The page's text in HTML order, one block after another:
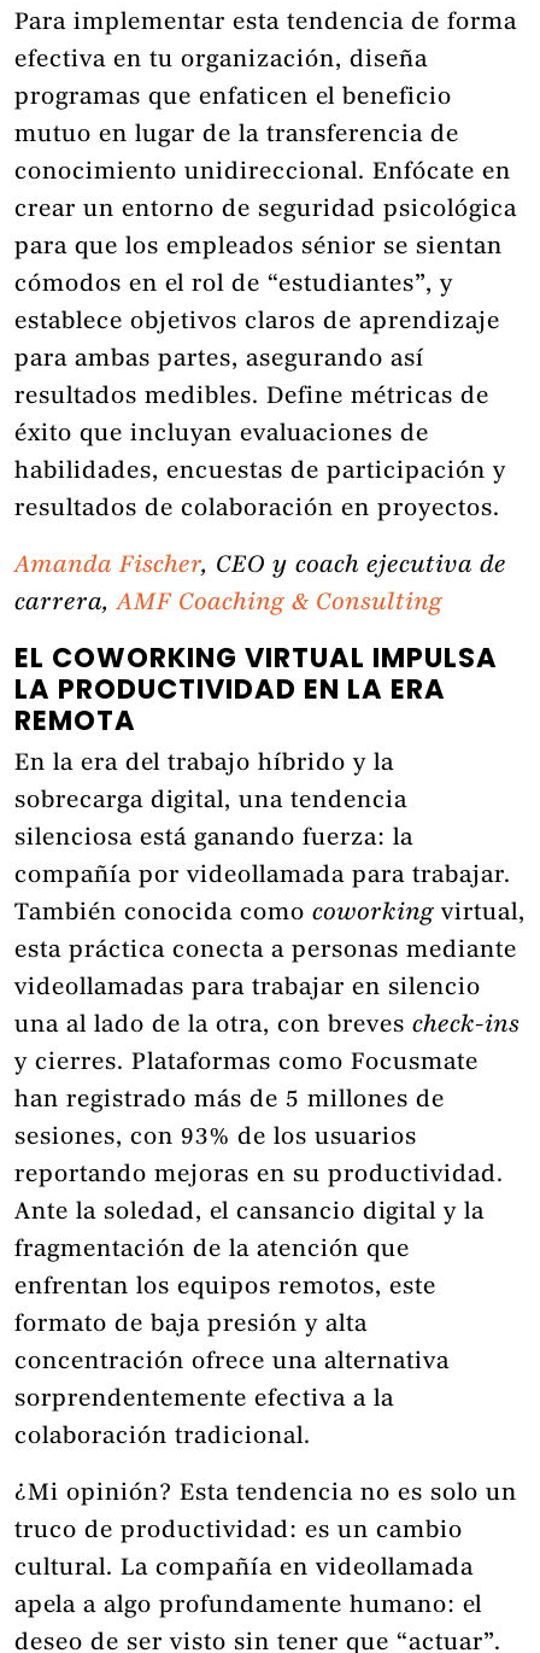
Para implementar esta tendencia de forma
efectiva en tu organización, diseña
programas que enfaticen el beneficio
mutuo en lugar de la transferencia de
conocimiento unidireccional. Enfócate en
crear un entorno de seguridad psicológica
para que los empleados sénior se sientan
cómodos en el rol de “estudiantes”, y
establece objetivos claros de aprendizaje
para ambas partes, asegurando así
resultados medibles. Define métricas de
éxito que incluyan evaluaciones de
habilidades, encuestas de participación y
resultados de colaboración en proyectos.
Amanda Fischer, CEO y coach ejecutiva de
carrera,AMF Coaching & Consulting
EL COWORKING VIRTUAL IMPULSA
LA PRODUCTIVIDAD EN LA ERA
REMOTA
En la era del trabajo híbrido y la
sobrecarga digital, una tendencia
silenciosa está ganando fuerza: la
compañía por videollamada para trabajar.
También conocida como coworking virtual,
esta práctica conecta a personas mediante
videollamadas para trabajar en silencio
una al lado de la otra, con breves check-ins
y cierres. Plataformas como Focusmate
han registrado más de 5 millones de
sesiones, con 93% de los usuarios
reportando mejoras en su productividad.
Ante la soledad, el cansancio digital y la
fragmentación de la atención que
enfrentan los equipos remotos, este
formato de baja presión y alta
concentración ofrece una alternativa
sorprendentemente efectiva a la
colaboración tradicional.
¿Mi opinión? Esta tendencia no es solo un
truco de productividad: es un cambio
cultural. La compañía en videollamada
apela a algo profundamente humano: el
deseo de ser visto sin tener que “actuar”.